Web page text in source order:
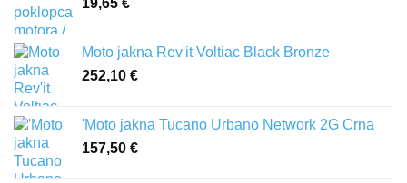
19,65 €
Moto jakna Rev'it Voltiac Black Bronze
252,10 €
'Moto jakna Tucano Urbano Network 2G Crna
157,50 €